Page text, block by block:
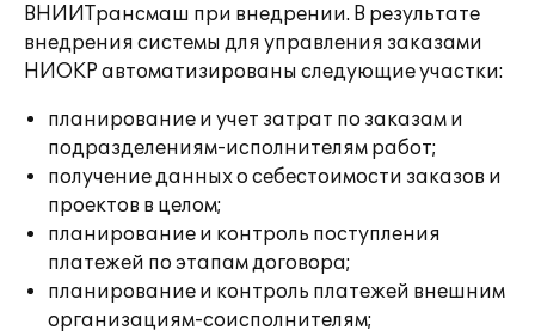
ВНИИТрансмаш при внедрении. В результате
внедрения системы для управления заказами
НИОКР автоматизированы следующие участки:
планирование и учет затрат по заказам и
подразделениям-исполнителям работ;
получение данных о себестоимости заказов и
проектов в целом;
планирование и контроль поступления
платежей по этапам договора;
планирование и контроль платежей внешним
организациям-соисполнителям;